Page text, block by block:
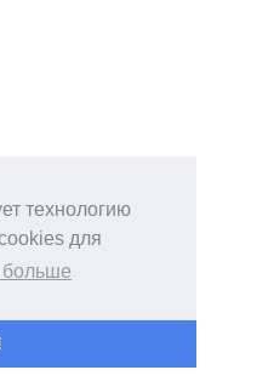
технологию
для
больше